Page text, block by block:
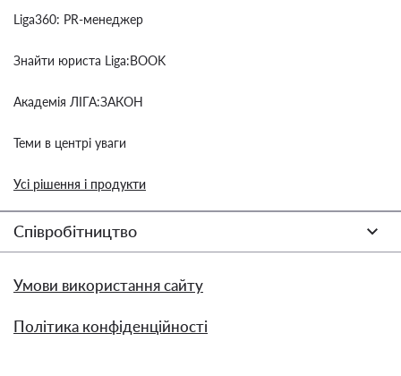
Liga360: PR-менеджер
Знайти юриста Liga:BOOK
Академія ЛІГА:ЗАКОН
Теми в центрі уваги
Усі рішення і продукти
Співробітництво
Умови використання сайту
Політика конфіденційності